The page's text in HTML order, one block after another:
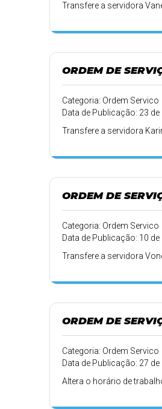
Transfere a servidora
ORDEM DE
Categoria: Ordem Servico
Data de Publicação: 23
Transfere a servidora
ORDEM DE
Categoria: Ordem Servico
Data de Publicação: 10
Transfere a servidora
ORDEM DE
Categoria: Ordem Servico
Data de Publicação: 27
Altera o horário de